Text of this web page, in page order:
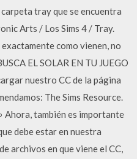
tray que se encuentra
Arts / Los Sims 4 / Tray.
como vienen, no
EL SOLAR EN TU JUEGO
nuestro CC de la página
The Sims Resource.
Ahora, también es importante
debe estar en nuestra
archivos en que viene el CC,